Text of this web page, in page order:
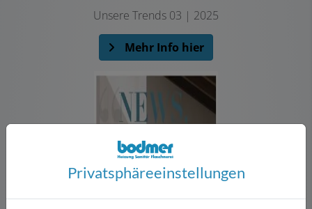
Unsere Trends 03 | 2025
Mehr Info hier
Privatsphäre­einstellungen